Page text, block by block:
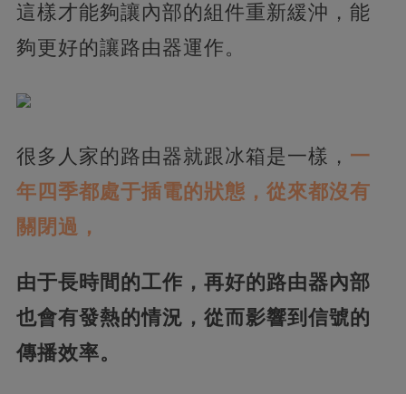
這樣才能夠讓內部的組件重新緩沖，能
夠更好的讓路由器運作。
很多人家的路由器就跟冰箱是一樣， 一
年四季都處于插電的狀態，從來都沒有
關閉過，
由于長時間的工作，再好的路由器內部
也會有發熱的情況，從而影響到信號的
傳播效率。